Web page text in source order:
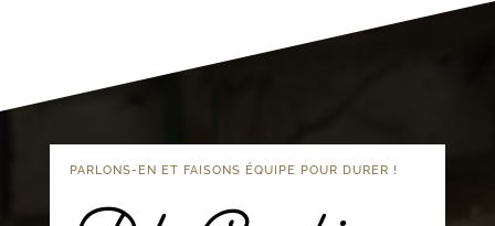
PARLONS-EN ET FAISONS ÉQUIPE POUR DURER !